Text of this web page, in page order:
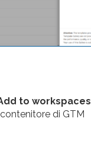
to workspaces
di GTM